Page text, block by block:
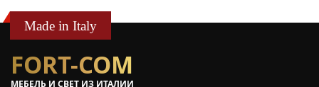
Made in Italy
FORT-COM
МЕБЕЛЬ И СВЕТ ИЗ ИТАЛИИ